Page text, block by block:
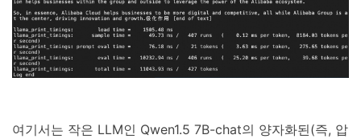
여기서는 작은 LLM인 Qwen1.5 7B-chat의 양자화된(즉, 압